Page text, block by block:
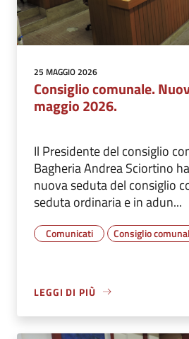
25 MAGGIO 2026
Consiglio comunale.
maggio 2026.
Il Presidente del consiglio
Bagheria Andrea Sciortino
nuova seduta del consiglio
seduta ordinaria e in adun...
Comunicati Consiglio
LEGGI DI PIÙ